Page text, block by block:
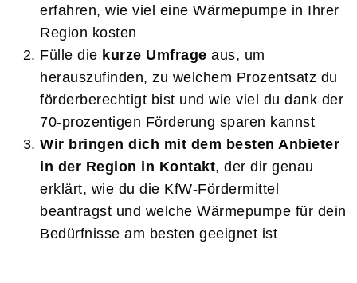
erfahren, wie viel eine Wärmepumpe in Ihrer
Region kosten
Fülle die kurze Umfrage aus, um
herauszufinden, zu welchem Prozentsatz du
förderberechtigt bist und wie viel du dank der
70-prozentigen Förderung sparen kannst
Wir bringen dich mit dem besten Anbieter
in der Region in Kontakt, der dir genau
erklärt, wie du die KfW-Fördermittel
beantragst und welche Wärmepumpe für dein
Bedürfnisse am besten geeignet ist